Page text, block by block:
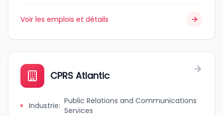
Voir les emplois et détails
CPRS Atlantic
Industrie: Public Relations and Communications
Services